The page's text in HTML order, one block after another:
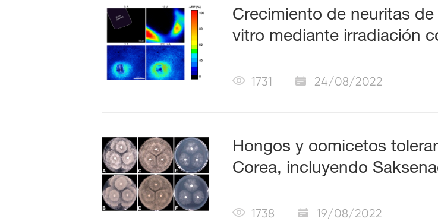
Crecimiento de neuritas
vitro mediante irradiación
1731 24/08/2022
Hongos y oomicetos
Corea, incluyendo
1738 19/08/2022